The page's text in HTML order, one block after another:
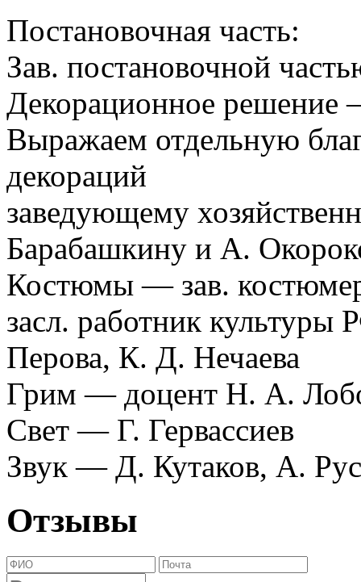
Постановочная часть:
Зав. постановочной
Декорационное решение
Выражаем отдельную
декораций
заведующему
Барабашкину и А.
Костюмы — зав.
засл. работник
Перова, К. Д. Нечаева
Грим — доцент Н. А.
Свет — Г. Гервассиев
Звук — Д. Кутаков, А.
Отзывы